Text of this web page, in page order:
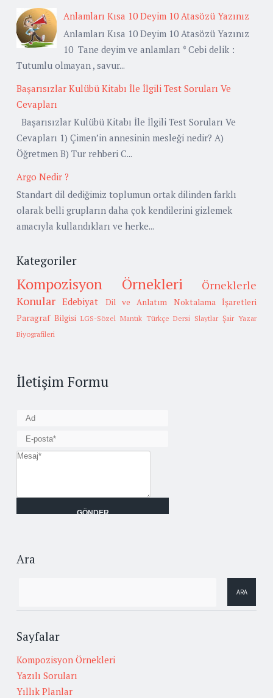
Anlamları Kısa 10 Deyim 10 Atasözü Yazınız
Anlamları Kısa 10 Deyim 10 Atasözü Yazınız
10 Tane deyim ve anlamları * Cebi delik :
Tutumlu olmayan , savur...
Başarısızlar Kulübü Kitabı İle İlgili Test Soruları Ve
Cevapları
Başarısızlar Kulübü Kitabı İle İlgili Test Soruları Ve
Cevapları 1) Çimen’in annesinin mesleği nedir? A)
Öğretmen B) Tur rehberi C...
Argo Nedir ?
Standart dil dediğimiz toplumun ortak dilinden farklı
olarak belli grupların daha çok kendilerini gizlemek
amacıyla kullandıkları ve herke...
Kategoriler
Kompozisyon Örnekleri
Örneklerle
Konular Edebiyat Dil ve Anlatım
Noktalama İşaretleri
Paragraf Bilgisi LGS-Sözel Mantık Türkçe Dersi Slaytlar Şair Yazar
Biyografileri
İletişim Formu
Ara
Sayfalar
Kompozisyon Örnekleri
Yazılı Soruları
Yıllık Planlar